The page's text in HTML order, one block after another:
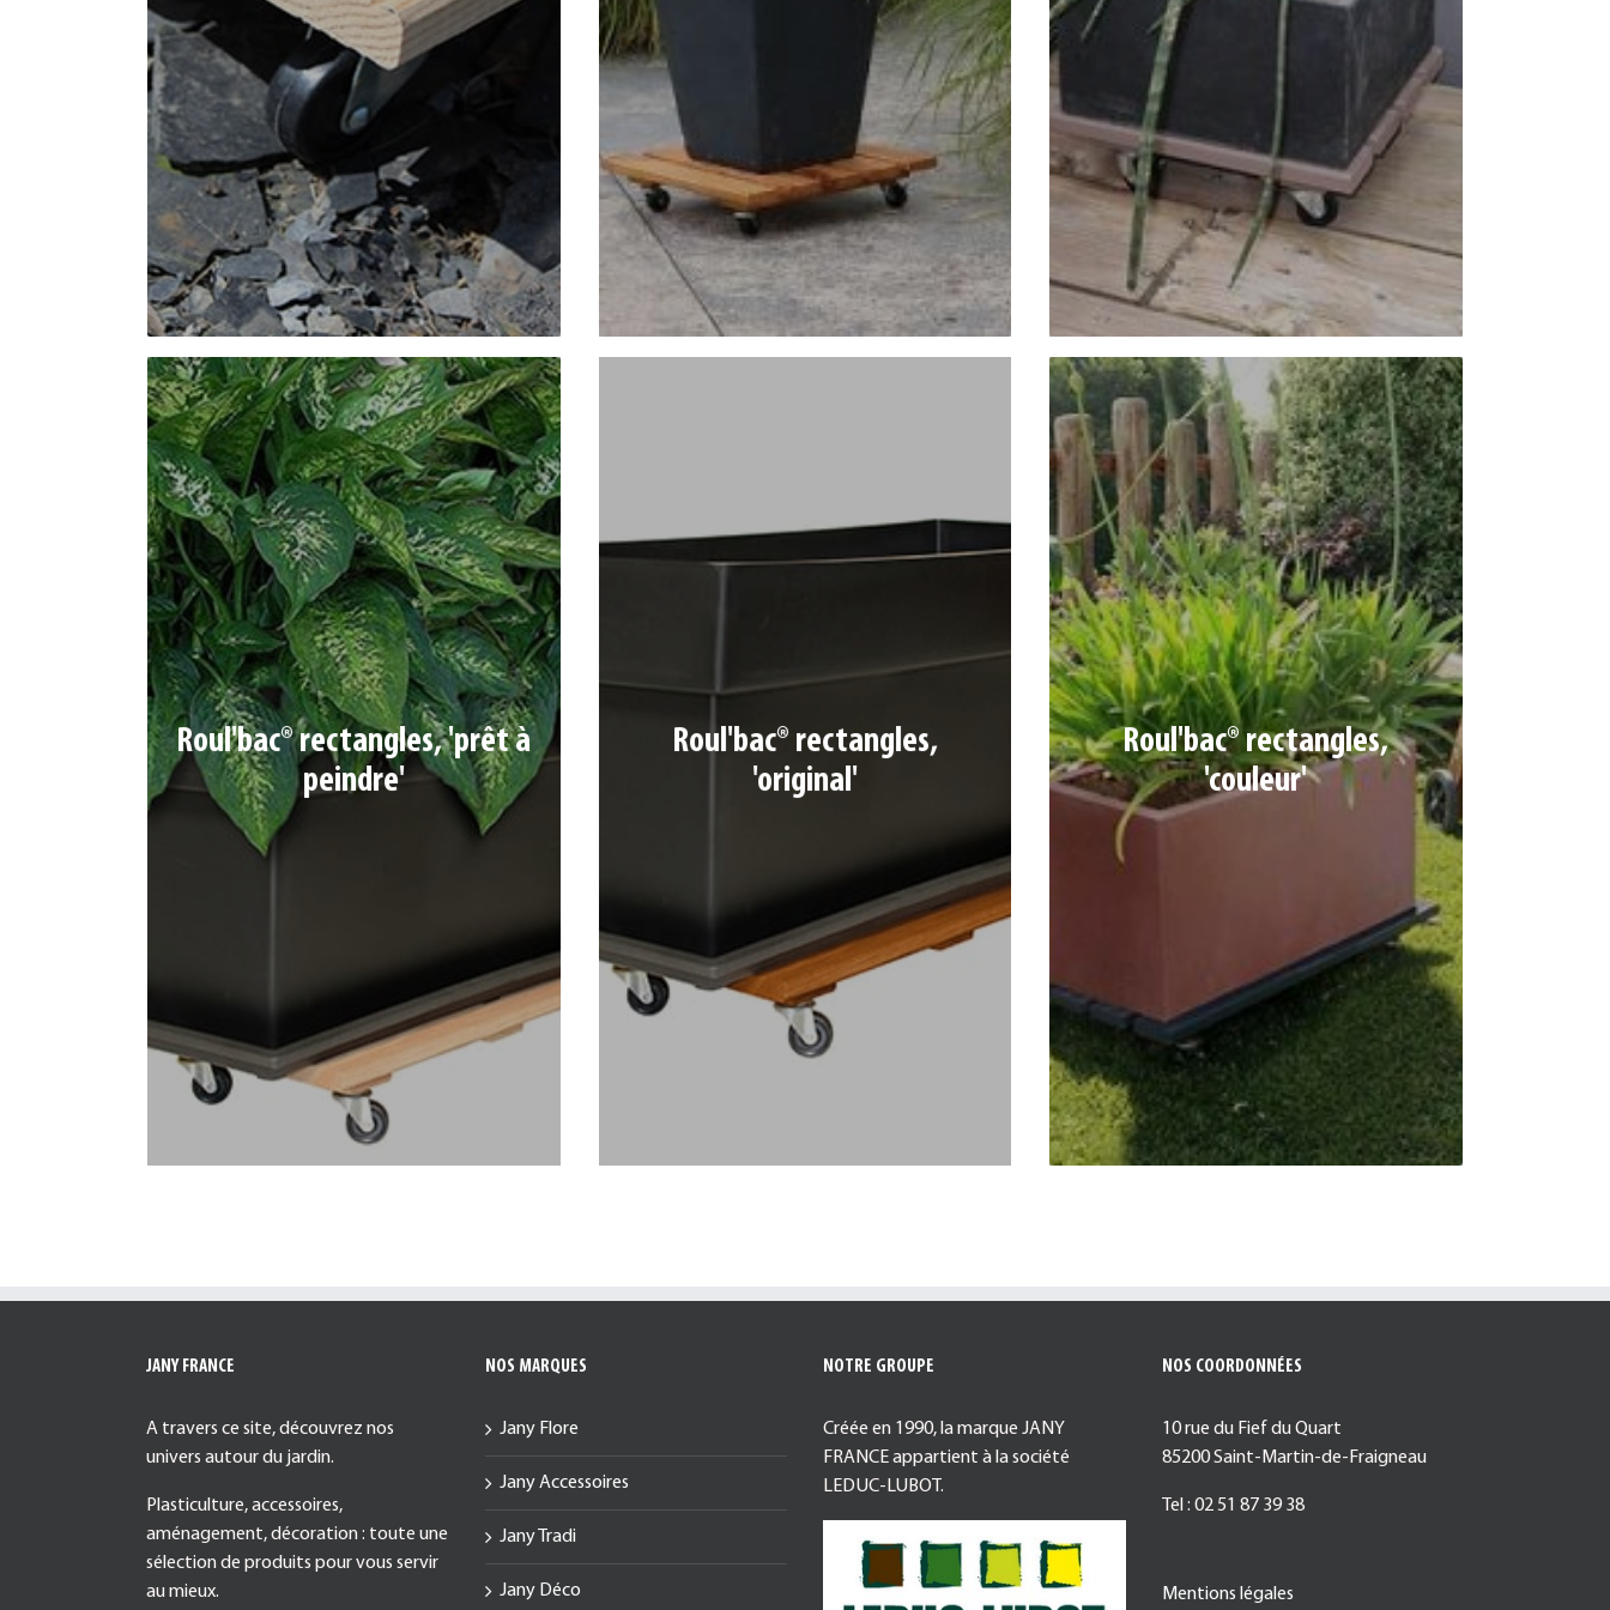
Charge max : 100 kg | Dim : 30 x 30 cm
Coloris : Naturel
Ref. 10400330
Charge max : 150 kg | Dim : 40 x 40 cm
Coloris : Naturel
4 roulettes Ø 4 cm dont 1 à frein
Charge max : 150 kg | Dim. : 40 x 40 cm
7 lames 65 x 18 mm
6 roulettes Ø 4 cm dont 2 à frein
Ref. 793549
Charge max : 200 kg | Dim. : 60 x 60 cm
Coloris : Merisier
Ref. 10400028 | Coloris : Anthracite
4 roulettes Ø 4 cm dont 1 à frein
Charge max : 150 kg | Dim : 40 x 40 cm
Ref. 793555 | Coloris : Taupe
Ref. 793556 | Coloris : Anthracite
Roul'bac® rectangles, 'prêt à
peindre'
ROUL'BAC® RECTANGLES, 'PRÊT À PEINDRE'
4 lames 65 x 18 mm – 4 roulettes Ø 4 cm dont
Roul'bac® rectangles,
'original'
Ref. 789352 | Coloris : Merisier
Roul'bac® rectangles,
'couleur'
ROUL'BAC® RECTANGLES, 'COULEUR'
4 lames 65 x 18 mm – 4 roulettes Ø 4 cm dont
Charge max : 150 kg | Dim : 60 x 30 cm
JANY FRANCE
A travers ce site, découvrez nos
univers autour du jardin.
Plasticulture, accessoires,
aménagement, décoration : toute une
sélection de produits pour vous servir
au mieux.
NOS MARQUES
Jany Flore
Jany Accessoires
Jany Tradi
Jany Déco
NOTRE GROUPE
Créée en 1990, la marque JANY
FRANCE appartient à la société
LEDUC-LUBOT.
NOS COORDONNÉES
10 rue du Fief du Quart
85200 Saint-Martin-de-Fraigneau
Tel : 02 51 87 39 38
Mentions légales